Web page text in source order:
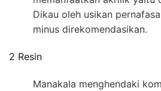
Dikau oleh usikan
minus direkomendasikan.
2 Resin
Manakala menghendaki